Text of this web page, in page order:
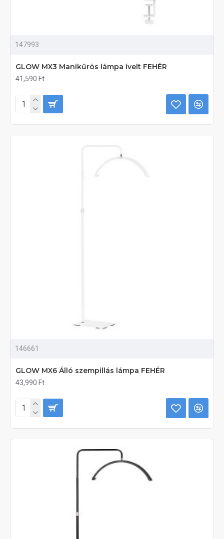
147993
GLOW MX3 Manikűrös lámpa ívelt FEHÉR
41,590 Ft
146661
GLOW MX6 Álló szempillás lámpa FEHÉR
43,990 Ft